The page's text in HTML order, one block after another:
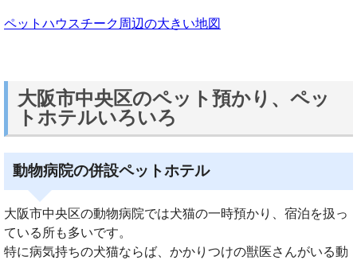
ペットハウスチーク周辺の大きい地図
大阪市中央区のペット預かり、ペッ
トホテルいろいろ
動物病院の併設ペットホテル
大阪市中央区の動物病院では犬猫の一時預かり、宿泊を扱っ
ている所も多いです。
特に病気持ちの犬猫ならば、かかりつけの獣医さんがいる動